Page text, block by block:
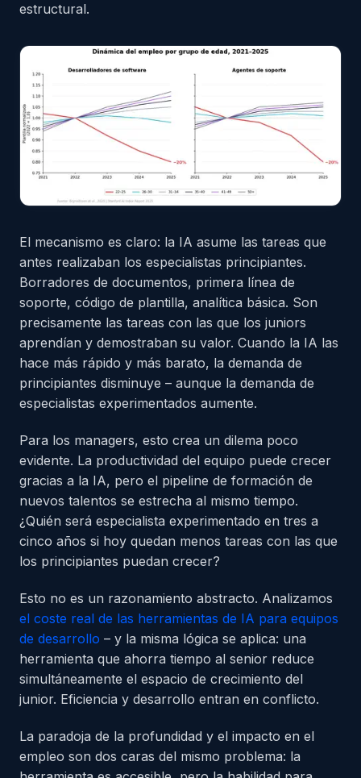
estructural.
El mecanismo es claro: la IA asume las tareas que
antes realizaban los especialistas principiantes.
Borradores de documentos, primera línea de
soporte, código de plantilla, analítica básica. Son
precisamente las tareas con las que los juniors
aprendían y demostraban su valor. Cuando la IA las
hace más rápido y más barato, la demanda de
principiantes disminuye – aunque la demanda de
especialistas experimentados aumente.
Para los managers, esto crea un dilema poco
evidente. La productividad del equipo puede crecer
gracias a la IA, pero el pipeline de formación de
nuevos talentos se estrecha al mismo tiempo.
¿Quién será especialista experimentado en tres a
cinco años si hoy quedan menos tareas con las que
los principiantes puedan crecer?
Esto no es un razonamiento abstracto. Analizamos
el coste real de las herramientas de IA para equipos
de desarrollo – y la misma lógica se aplica: una
herramienta que ahorra tiempo al senior reduce
simultáneamente el espacio de crecimiento del
junior. Eficiencia y desarrollo entran en conflicto.
La paradoja de la profundidad y el impacto en el
empleo son dos caras del mismo problema: la